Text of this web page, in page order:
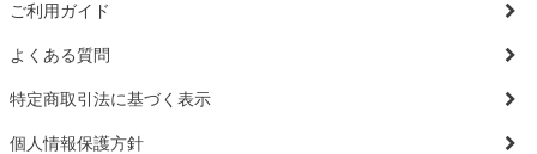
ご利用ガイド
よくある質問
特定商取引法に基づく表示
個人情報保護方針